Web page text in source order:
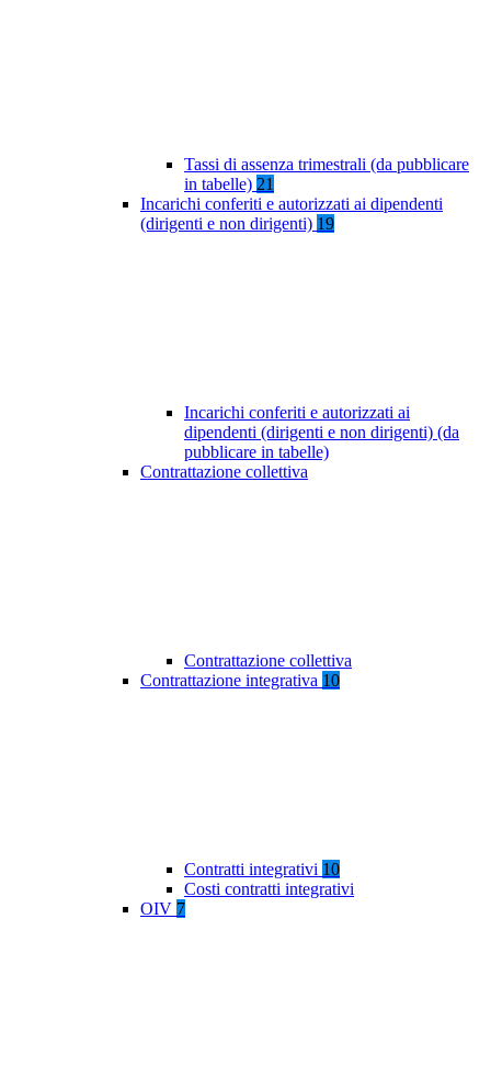
Tassi di assenza trimestrali (da pubblicare
in tabelle) 21
Incarichi conferiti e autorizzati ai dipendenti
(dirigenti e non dirigenti) 19
Incarichi conferiti e autorizzati ai
dipendenti (dirigenti e non dirigenti) (da
pubblicare in tabelle)
Contrattazione collettiva
Contrattazione collettiva
Contrattazione integrativa 10
Contratti integrativi 10
Costi contratti integrativi
OIV 7